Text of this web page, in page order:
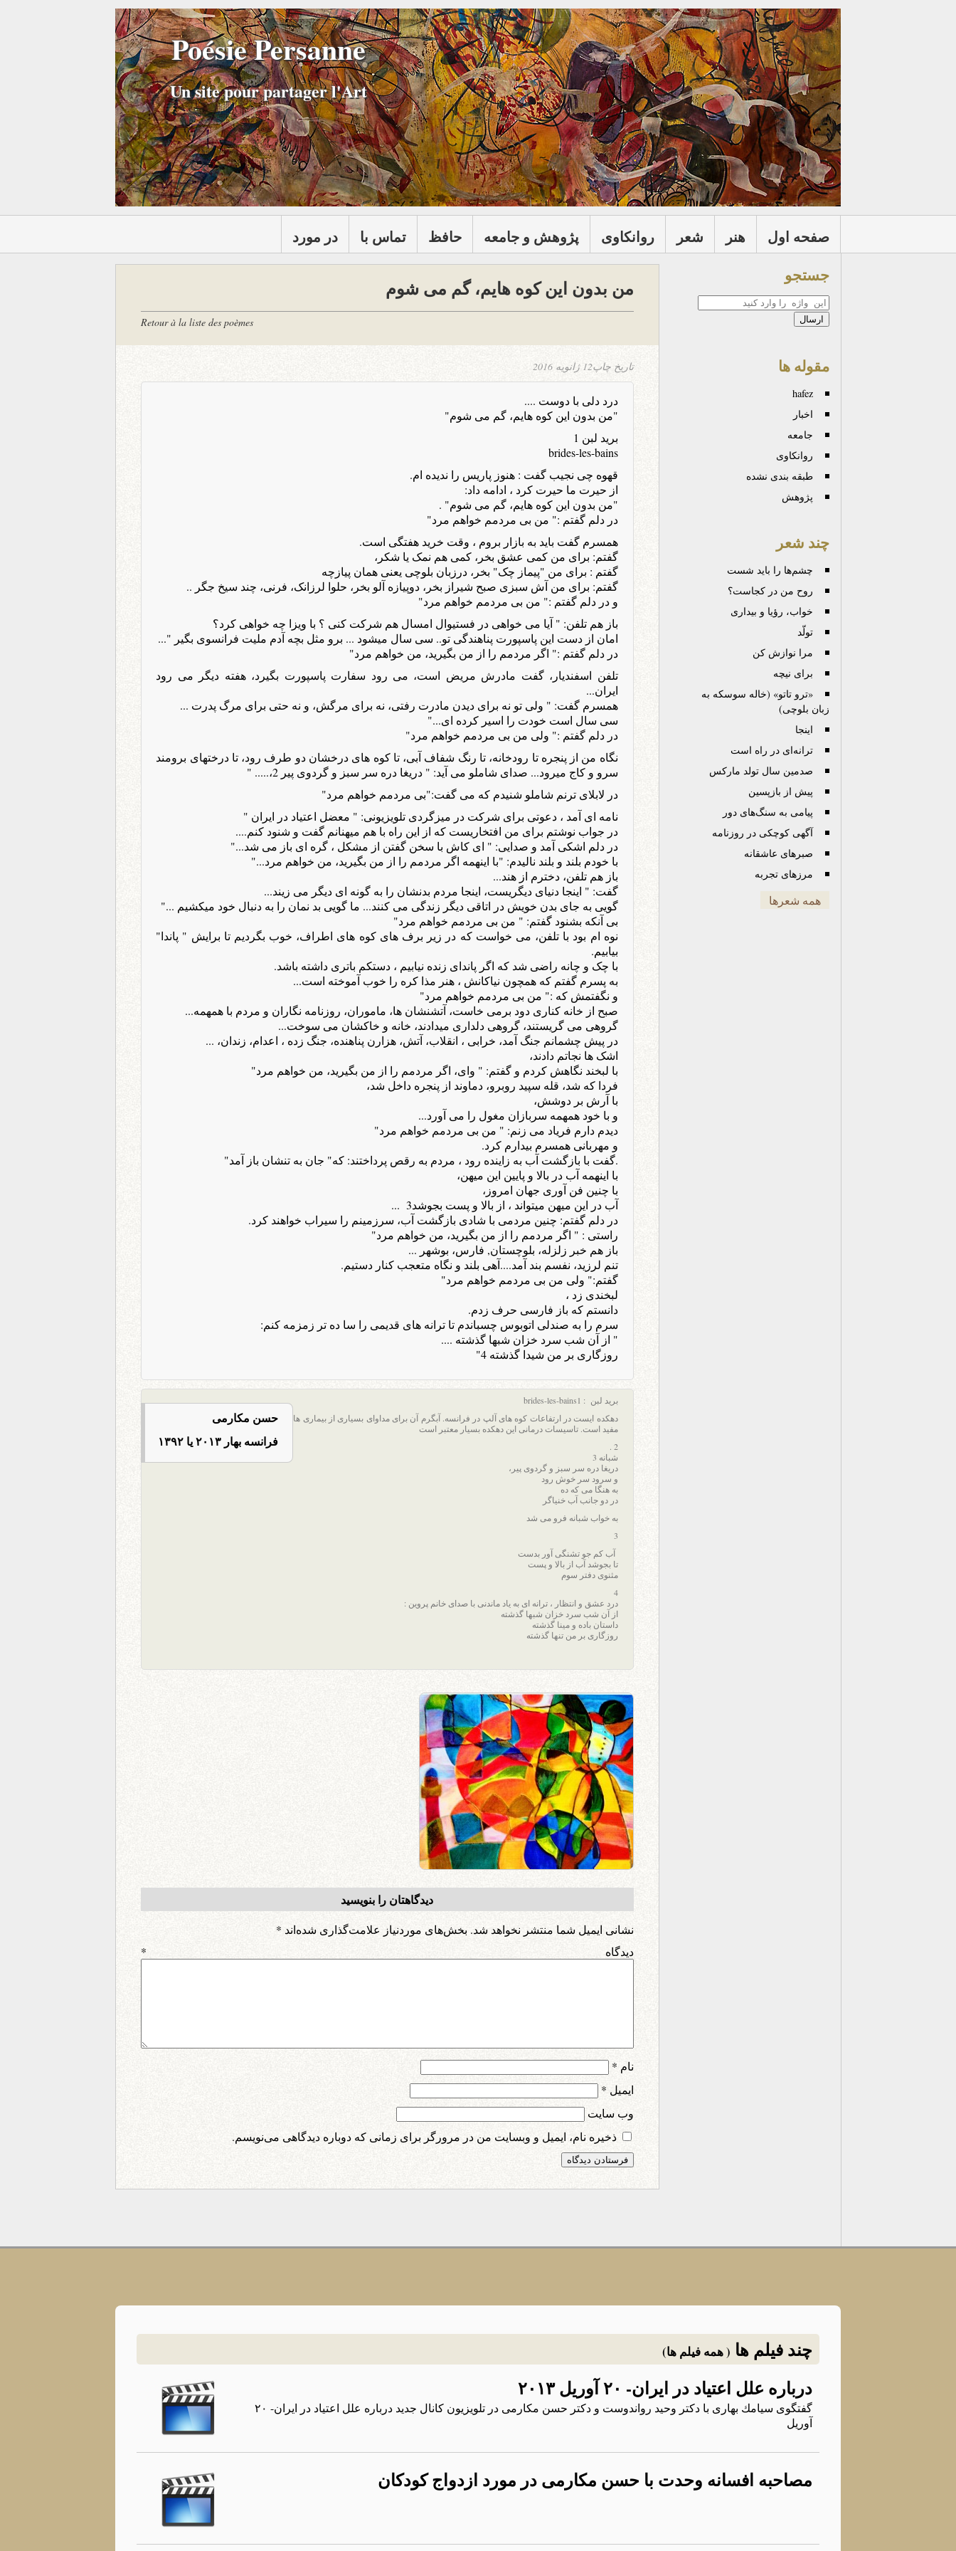
Poésie Persanne
Un site pour partager l'Art
در مورد تماس با حافظ پژوهش و جامعه روانكاوی شعر هنر صفحه اول
من بدون این کوه هایم، گم می شوم
Retour à la liste des poèmes
تاریخ چاپ12 ژانویه 2016
درد دلی با دوست ....
"من بدون این کوه هایم، گم می شوم"
برید لبن 1
brides-les-bains
قهوه چی نجیب گفت : هنوز پاریس را ندیده ام.
از حیرت ما حیرت کرد ، ادامه داد:
"من بدون این کوه هایم، گم می شوم" .
در دلم گفتم :" من بی مردمم خواهم مرد"
همسرم گفت باید به بازار بروم ، وقت خرید هفتگی است.
گفتم: برای من کمی عشق بخر، کمی هم نمک یا شکر،
گفتم : برای من "پیماز چک" بخر، درزبان بلوچی یعنی همان پیازچه
گفتم: برای من آش سبزی صبح شیراز بخر، دوپیازه آلو بخر، حلوا لرزانک، فرنی، چند سیخ جگر ..
و در دلم گفتم :" من بی مردمم خواهم مرد"
باز هم تلفن: " آیا می خواهی در فستیوال امسال هم شرکت کنی ؟ با ویزا چه خواهی کرد؟
امان از دست این پاسپورت پناهندگی تو.. سی سال میشود ... برو مثل بچه آدم ملیت فرانسوی بگیر "...
در دلم گفتم :" اگر مردمم را از من بگیرید، من خواهم مرد"
تلفن اسفندیار، گفت مادرش مریض است، می رود سفارت پاسپورت بگیرد، هفته دیگر می رود
ایران...
همسرم گفت: " ولی تو نه برای دیدن مادرت رفتی، نه برای مرگش، و نه حتی برای مرگ پدرت ...
سی سال است خودت را اسیر کرده ای..."
در دلم گفتم :" ولی من بی مردمم خواهم مرد"
نگاه من از پنجره تا رودخانه، تا رنگ شفاف آبی، تا کوه های درخشان دو طرف رود، تا درختهای برومند
سرو و کاج میرود... صدای شاملو می آید: " دریغا دره سر سبز و گردوی پیر 2،..... "
در لابلای ترنم شاملو شنیدم که می گفت:"بی مردمم خواهم مرد"
نامه ای آمد ، دعوتی برای شرکت در میزگردی تلویزیونی: " معضل اعتیاد در ایران "
در جواب نوشتم برای من افتخاریست که از این راه با هم میهنانم گفت و شنود کنم....
در دلم اشکی آمد و صدایی: " ای کاش با سخن گفتن از مشکل ، گره ای باز می شد..."
با خودم بلند و بلند نالیدم: "با اینهمه اگر مردمم را از من بگیرید، من خواهم مرد..."
باز هم تلفن، دخترم از هند...
گفت: " اینجا دنیای دیگریست، اینجا مردم بدنشان را به گونه ای دیگر می زیند...
گویی به جای بدن خویش در اتاقی دیگر زندگی می کنند... ما گویی بد نمان را به دنبال خود میکشیم ..."
بی آنکه بشنود گفتم: " من بی مردمم خواهم مرد"
نوه ام بود با تلفن، می خواست که در زیر برف های کوه های اطراف، خوب بگردیم تا برایش " پاندا"
بیابیم.
با چک و چانه راضی شد که اگر پاندای زنده نیابیم ، دستکم باتری داشته باشد.
به پسرم گفتم که همچون نیاکانش ، هنر مذا کره را خوب آموخته است...
و نگفتمش که :" من بی مردمم خواهم مرد"
صبح از خانه کناری دود برمی خاست، آتشنشان ها، ماموران، روزنامه نگاران و مردم با همهمه...
گروهی می گریستند، گروهی دلداری میدادند، خانه و خاکشان می سوخت...
در پیش چشمانم جنگ آمد، خرابی ، انقلاب، آتش، هزارن پناهنده، جنگ زده ، اعدام، زندان، ...
اشک ها نجاتم دادند،
با لبخند نگاهش کردم و گفتم: " وای، اگر مردمم را از من بگیرید، من خواهم مرد"
فردا که شد، قله سپید روبرو، دماوند از پنجره داخل شد،
با آرش بر دوشش،
و با خود همهمه سربازان مغول را می آورد...
دیدم دارم فریاد می زنم: " من بی مردمم خواهم مرد"
و مهربانی همسرم بیدارم کرد.
.گفت با بازگشت آب به زاینده رود ، مردم به رقص پرداختند: که" جان به تنشان باز آمد"
با اینهمه آب در بالا و پایین این میهن،
با چنین فن آوری جهان امروز،
آب در این میهن میتواند ، از بالا و پست بجوشد3 ...
در دلم گفتم: چنین مردمی با شادی بازگشت آب، سرزمینم را سیراب خواهند کرد.
راستی : " اگر مردمم را از من بگیرید، من خواهم مرد"
باز هم خبر زلزله، بلوچستان, فارس، بوشهر ...
تنم لرزید، نفسم بند آمد....آهی بلند و نگاه متعجب کنار دستیم.
گفتم:" ولی من بی مردمم خواهم مرد"
لبخندی زد ،
دانستم که باز فارسی حرف زدم.
سرم را به صندلی اتوبوس چسباندم تا ترانه های قدیمی را سا ده تر زمزمه کنم:
" از آن شب سرد خزان شبها گذشته ....
روزگاری بر من شیدا گذشته 4"
حسن مکارمی
فرانسه بهار ٢٠١٣ یا ١٣٩٢
برید لبن : brides-les-bains1
دهکده ایست در ارتفاعات کوه های آلپ در فرانسه. آبگرم آن برای مداوای بسیاری از بیماری ها
مفید است. تاسیسات درمانی این دهکده بسیار معتبر است
2 .
شبانه 3
دریغا دره سر سبز و گردوی پیر،
و سرود سر خوش رود
به هنگا می كه ده
در دو جانب آب خنیاگر
به خواب شبانه فرو می شد
3
آب کم جو تشنگی آور بدست
تا بجوشد آب از بالا و پست
مثنوی دفتر سوم
4
درد عشق و انتظار ، ترانه ای به یاد ماندنی با صدای خانم پروین :
از آن شب سرد خزان شبها گذشته
داستان باده و مینا گذشته
روزگاری بر من تنها گذشته
دیدگاهتان را بنویسید
نشانی ایمیل شما منتشر نخواهد شد. بخش‌های موردنیاز علامت‌گذاری شده‌اند *
دیدگاه *
نام *
ایمیل *
وب‌ سایت
ذخیره نام، ایمیل و وبسایت من در مرورگر برای زمانی که دوباره دیدگاهی می‌نویسم.
جستجو
جستجو
مقوله ها
hafez
اخبار
جامعه
روانكاوی
طبقه بندی نشده
پژوهش
چند شعر
چشم‌ها را باید شست
روح من در کجاست؟
خواب، رؤیا و بیداری
تولّد
مرا نوازش کن
برای نیچه
«ترو تاتو» (خاله سوسکه به
زبان بلوچی)
اینجا
ترانه‌ای در راه است
صدمین سال تولد مارکس
پیش از بازپسین
پیامی به سنگ‌های دور
آگهی کوچکی در روزنامه
صبرهای عاشقانه
مرزهای تجربه
همه شعرها
چند فیلم ها ( همه فیلم ها)
درباره علل اعتیاد در ایران- ۲۰ آوریل ۲۰۱۳
گفتگوی سیامك بهاری با دكتر وحید رواندوست و دكتر حسن مكارمی در تلویزیون كانال جدید درباره علل اعتیاد در ایران- ۲۰
آوریل
مصاحبه افسانه وحدت با حسن مکارمی در مورد ازدواج کودکان